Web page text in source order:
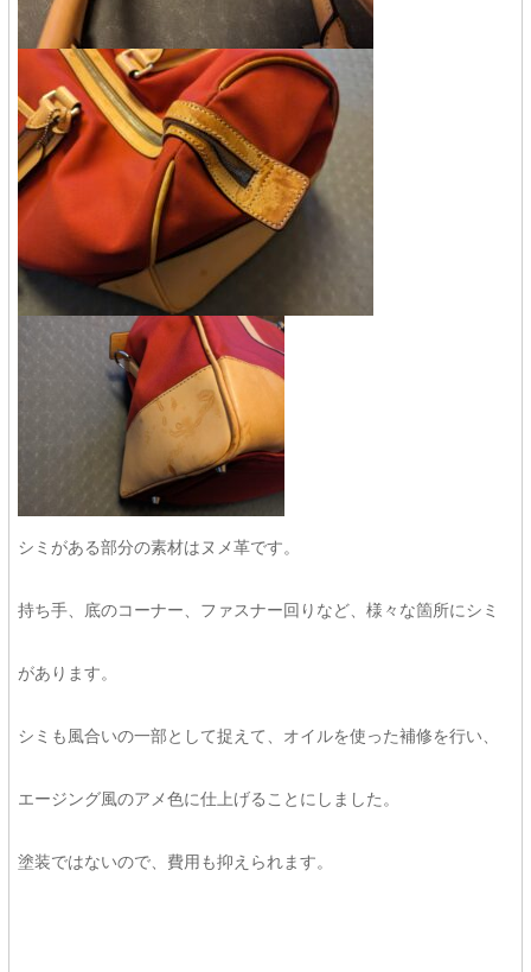
シミがある部分の素材はヌメ革です。
持ち手、底のコーナー、ファスナー回りなど、様々な箇所にシミ
があります。
シミも風合いの一部として捉えて、オイルを使った補修を行い、
エージング風のアメ色に仕上げることにしました。
塗装ではないので、費用も抑えられます。